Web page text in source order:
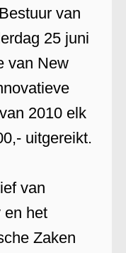
van
25 juni
van New
2010 elk
uitgereikt.
van
en het
Zaken